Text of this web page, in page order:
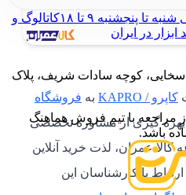
کاپرو / KAPRO به فروشگاه
بهره گیری از مشاوره تخصصی
عمران، لذت خرید آنلاین
ارتباط با کارشناسان این
تا پنجشنبه ۹ تا ۱۸
کاتالوگ و
ابزار در ایران
کوچه سادات شریف، پلاک
مراجعه با تیم فروش هماهنگ
باشد.